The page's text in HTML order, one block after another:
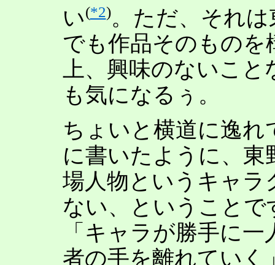
い(*2)。ただ、それ
でも作品そのもの
上、興味のないこと
も気になるぅ。
ちょいと横道に逸
に書いたように、東
場人物というキャラ
ない、ということ
「キャラが勝手に
者の手を離れてい